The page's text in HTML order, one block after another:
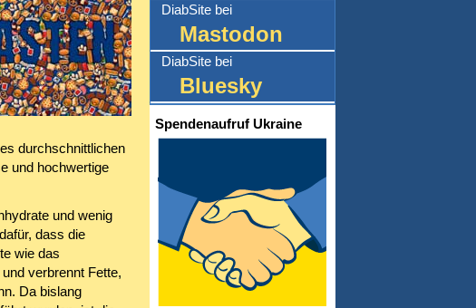
durchschnittlichen
und hochwertige
und wenig
dass die
wie das
verbrennt Fette,
Da bislang
DiabSite bei
Mastodon
DiabSite bei
Bluesky
Spendenaufruf Ukraine